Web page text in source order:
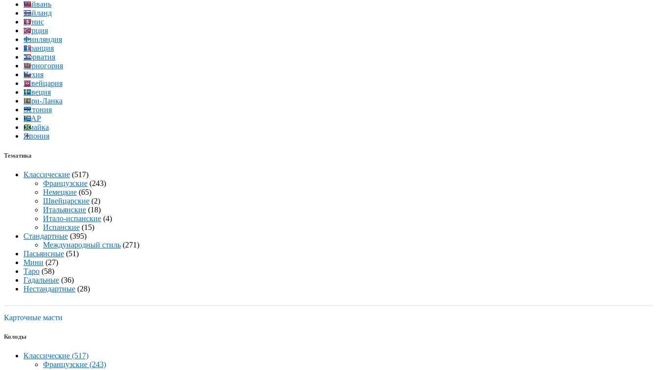
Тайвань
Тайланд
Тунис
Турция
Финляндия
Франция
Хорватия
Черногория
Чехия
Швейцария
Швеция
Шри-Ланка
Эстония
ЮАР
Ямайка
Япония
Тематика
Классические (517)
Французские (243)
Немецкие (65)
Швейцарские (2)
Итальянские (18)
Итало-испанские (4)
Испанские (15)
Стандартные (395)
Международный стиль (271)
Пасьянсные (51)
Мини (27)
Таро (58)
Гадальные (36)
Нестандартные (28)
Карточные масти
Колоды
Классические (517)
Французские (243)